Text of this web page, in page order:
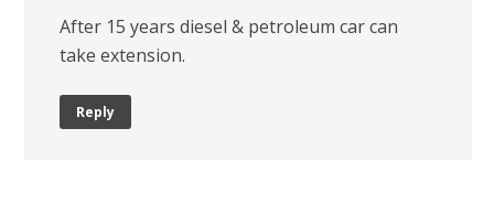
After 15 years diesel & petroleum car can
take extension.
Reply